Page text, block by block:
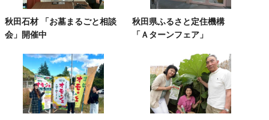
秋田石材 「お墓まるごと相談
会」開催中
秋田県ふるさと定住機構
「Ａターンフェア」